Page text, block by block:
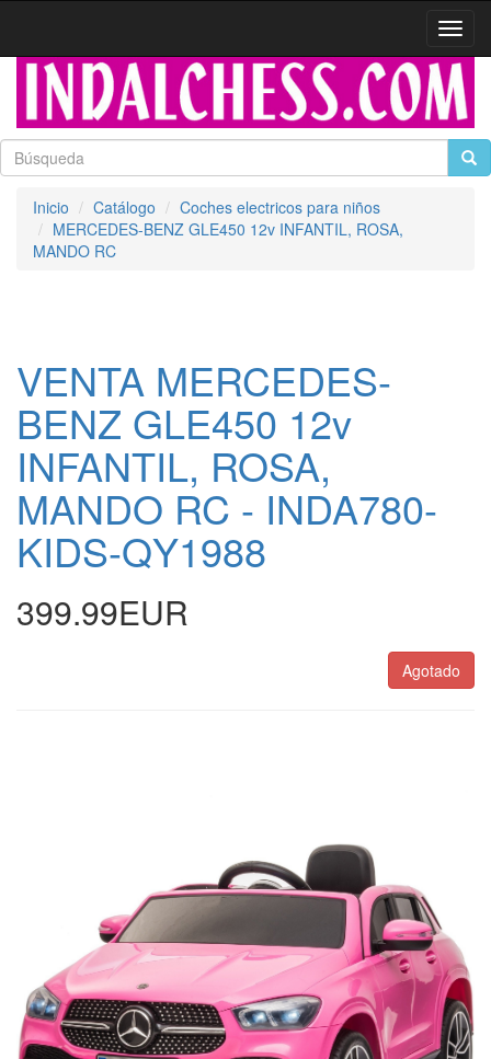
Inicio Catálogo
Coches electricos para niños
MERCEDES-BENZ GLE450 12v INFANTIL, ROSA,
MANDO RC
VENTA MERCEDES-
BENZ GLE450 12v
INFANTIL, ROSA,
MANDO RC - INDA780-
KIDS-QY1988
399.99EUR
Agotado